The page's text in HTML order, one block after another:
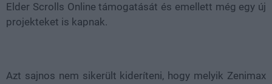
Elder Scrolls Online támogatását és emellett még egy új
projekteket is kapnak.
Azt sajnos nem sikerült kideríteni, hogy melyik Zenimax